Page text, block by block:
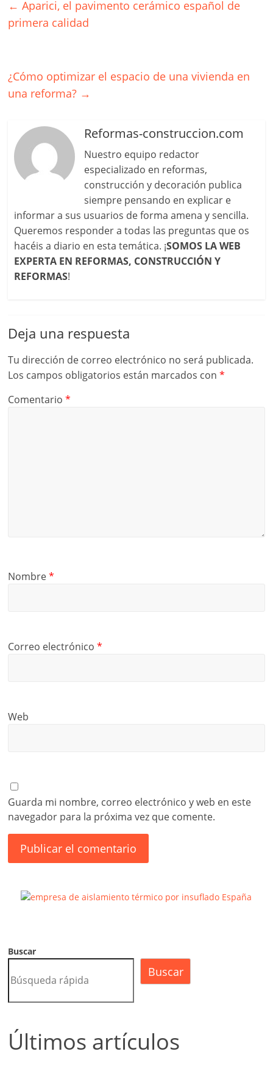
← Aparici, el pavimento cerámico español de
primera calidad
¿Cómo optimizar el espacio de una vivienda en
una reforma? →
Reformas-construccion.com
Nuestro equipo redactor
especializado en reformas,
construcción y decoración publica
siempre pensando en explicar e
informar a sus usuarios de forma amena y sencilla.
Queremos responder a todas las preguntas que os
hacéis a diario en esta temática. ¡SOMOS LA WEB
EXPERTA EN REFORMAS, CONSTRUCCIÓN Y
REFORMAS!
Deja una respuesta
Tu dirección de correo electrónico no será publicada.
Los campos obligatorios están marcados con*
Comentario*
Nombre*
Correo electrónico*
Web
Guarda mi nombre, correo electrónico y web en este
navegador para la próxima vez que comente.
Buscar
Buscar
Últimos artículos